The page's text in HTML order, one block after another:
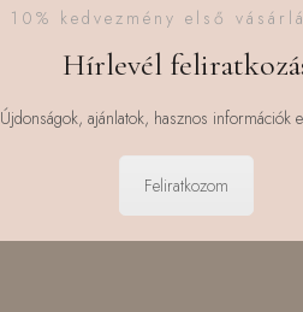
10% kedvezmény első
Hírlevél
Újdonságok, ajánlatok, hasznos információk
Feliratkozom